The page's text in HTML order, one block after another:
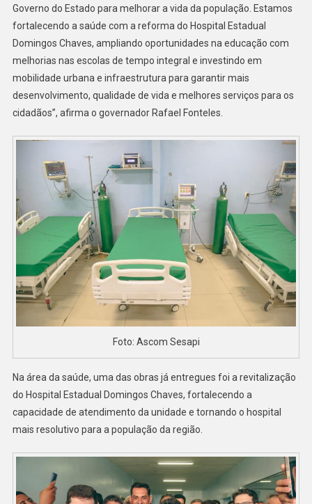
Governo do Estado para melhorar a vida da população. Estamos
fortalecendo a saúde com a reforma do Hospital Estadual
Domingos Chaves, ampliando oportunidades na educação com
melhorias nas escolas de tempo integral e investindo em
mobilidade urbana e infraestrutura para garantir mais
desenvolvimento, qualidade de vida e melhores serviços para os
cidadãos”, afirma o governador Rafael Fonteles.
Foto: Ascom Sesapi
Na área da saúde, uma das obras já entregues foi a revitalização
do Hospital Estadual Domingos Chaves, fortalecendo a
capacidade de atendimento da unidade e tornando o hospital
mais resolutivo para a população da região.